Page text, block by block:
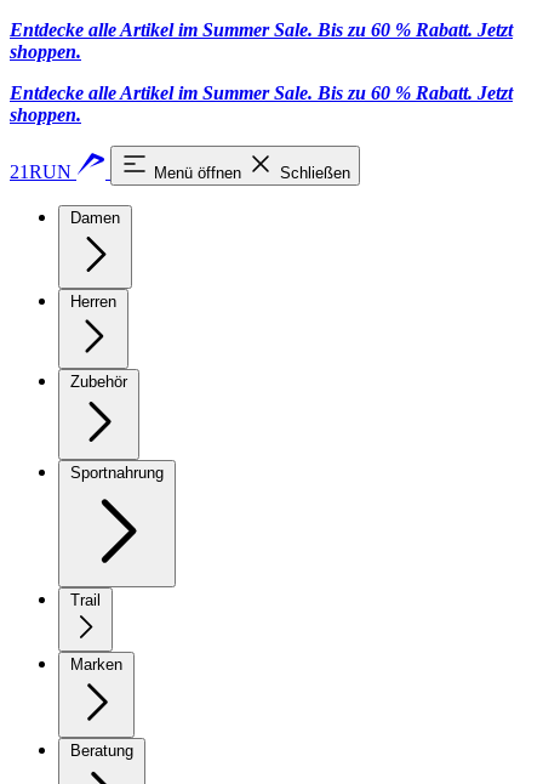
Entdecke alle Artikel im Summer Sale. Bis zu 60 % Rabatt. Jetzt
shoppen.
Entdecke alle Artikel im Summer Sale. Bis zu 60 % Rabatt. Jetzt
shoppen.
21RUN Menü öffnen Schließen
Damen
Herren
Zubehör
Sportnahrung
Trail
Marken
Beratung